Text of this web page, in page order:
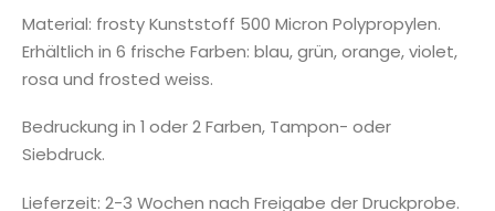
Material: frosty Kunststoff 500 Micron Polypropylen.
Erhältlich in 6 frische Farben: blau, grün, orange, violet,
rosa und frosted weiss.
Bedruckung in 1 oder 2 Farben, Tampon- oder
Siebdruck.
Lieferzeit: 2-3 Wochen nach Freigabe der Druckprobe.